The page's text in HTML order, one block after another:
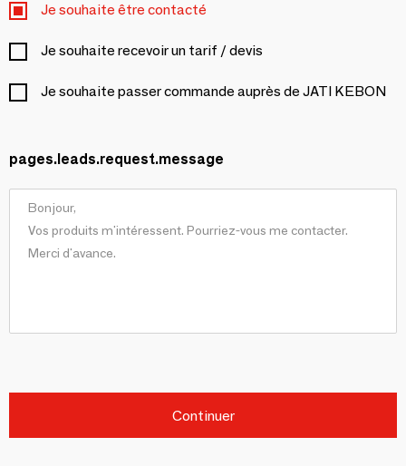
Je souhaite être contacté
Je souhaite recevoir un tarif / devis
Je souhaite passer commande auprès de JATI KEBON
pages.leads.request.message
Continuer